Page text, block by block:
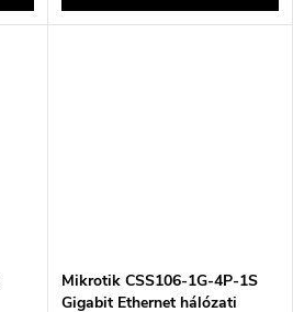
Mikrotik CSS106-1G-4P-1S
Gigabit Ethernet hálózati